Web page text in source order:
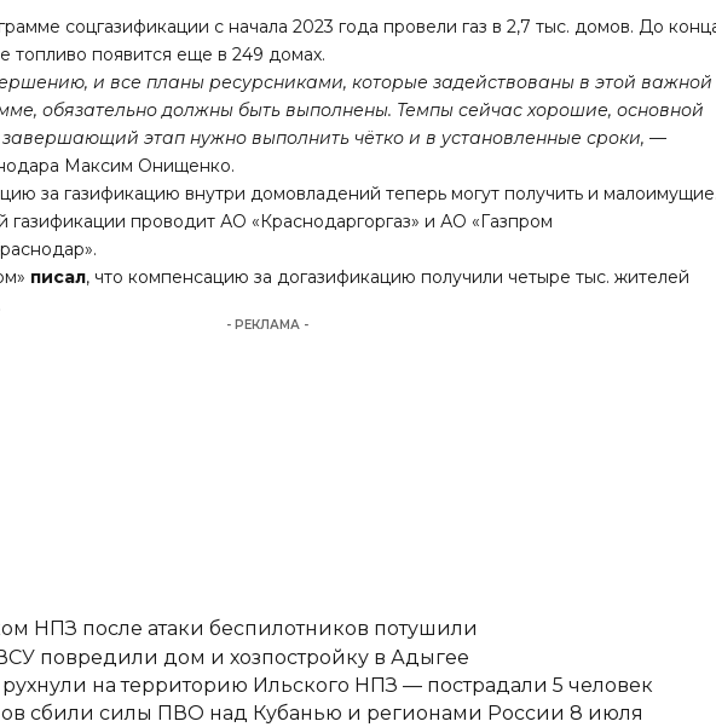
соцгазификации с начала 2023 года провели газ в 2,7 тыс. домов. До
топливо появится еще в 249 домах.
и все планы ресурсниками, которые задействованы в этой важной
обязательно должны быть выполнены. Темпы сейчас хорошие, основной
этап нужно выполнить чётко и в установленные сроки, —
Максим Онищенко.
за газификацию внутри домовладений теперь могут получить и малоимущие.
газификации проводит АО «Краснодаргоргаз» и АО «Газпром
писал, что компенсацию за догазификацию получили четыре тыс. жителей
- РЕКЛАМА -
НПЗ после атаки беспилотников потушили
повредили дом и хозпостройку в Адыгее
на территорию Ильского НПЗ — пострадали 5 человек
сбили силы ПВО над Кубанью и регионами России 8 июля